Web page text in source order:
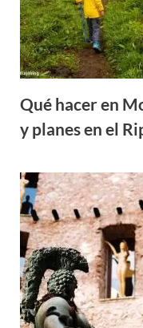
Qué hacer en
y planes en el